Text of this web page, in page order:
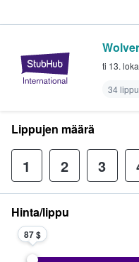
ti 13.
34
Lippujen määrä
1 2 3
Hinta/lippu
87 $